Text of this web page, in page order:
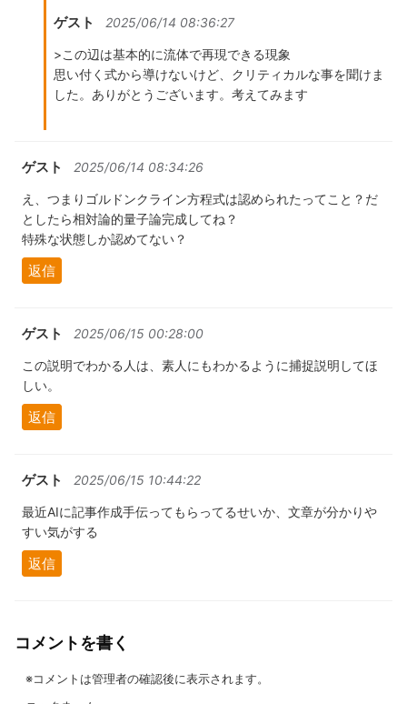
ゲスト 2025/06/14 08:36:27
>この辺は基本的に流体で再現できる現象
思い付く式から導けないけど、クリティカルな事を聞けま
した。ありがとうございます。考えてみます
ゲスト 2025/06/14 08:34:26
え、つまりゴルドンクライン方程式は認められたってこと？だ
としたら相対論的量子論完成してね？
特殊な状態しか認めてない？
返信
ゲスト 2025/06/15 00:28:00
この説明でわかる人は、素人にもわかるように捕捉説明してほ
しい。
返信
ゲスト 2025/06/15 10:44:22
最近AIに記事作成手伝ってもらってるせいか、文章が分かりや
すい気がする
返信
コメントを書く
※コメントは管理者の確認後に表示されます。